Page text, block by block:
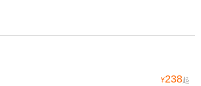
¥238起